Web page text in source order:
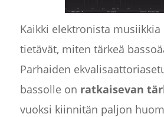
Kaikki elektronista
tietävät, miten tärkeä
Parhaiden
bassolle on ratkaisevan
vuoksi kiinnitän paljon